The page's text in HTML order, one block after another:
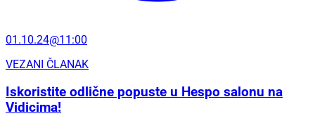
01.10.24@11:00
VEZANI ČLANAK
Iskoristite odlične popuste u Hespo salonu na
Vidicima!